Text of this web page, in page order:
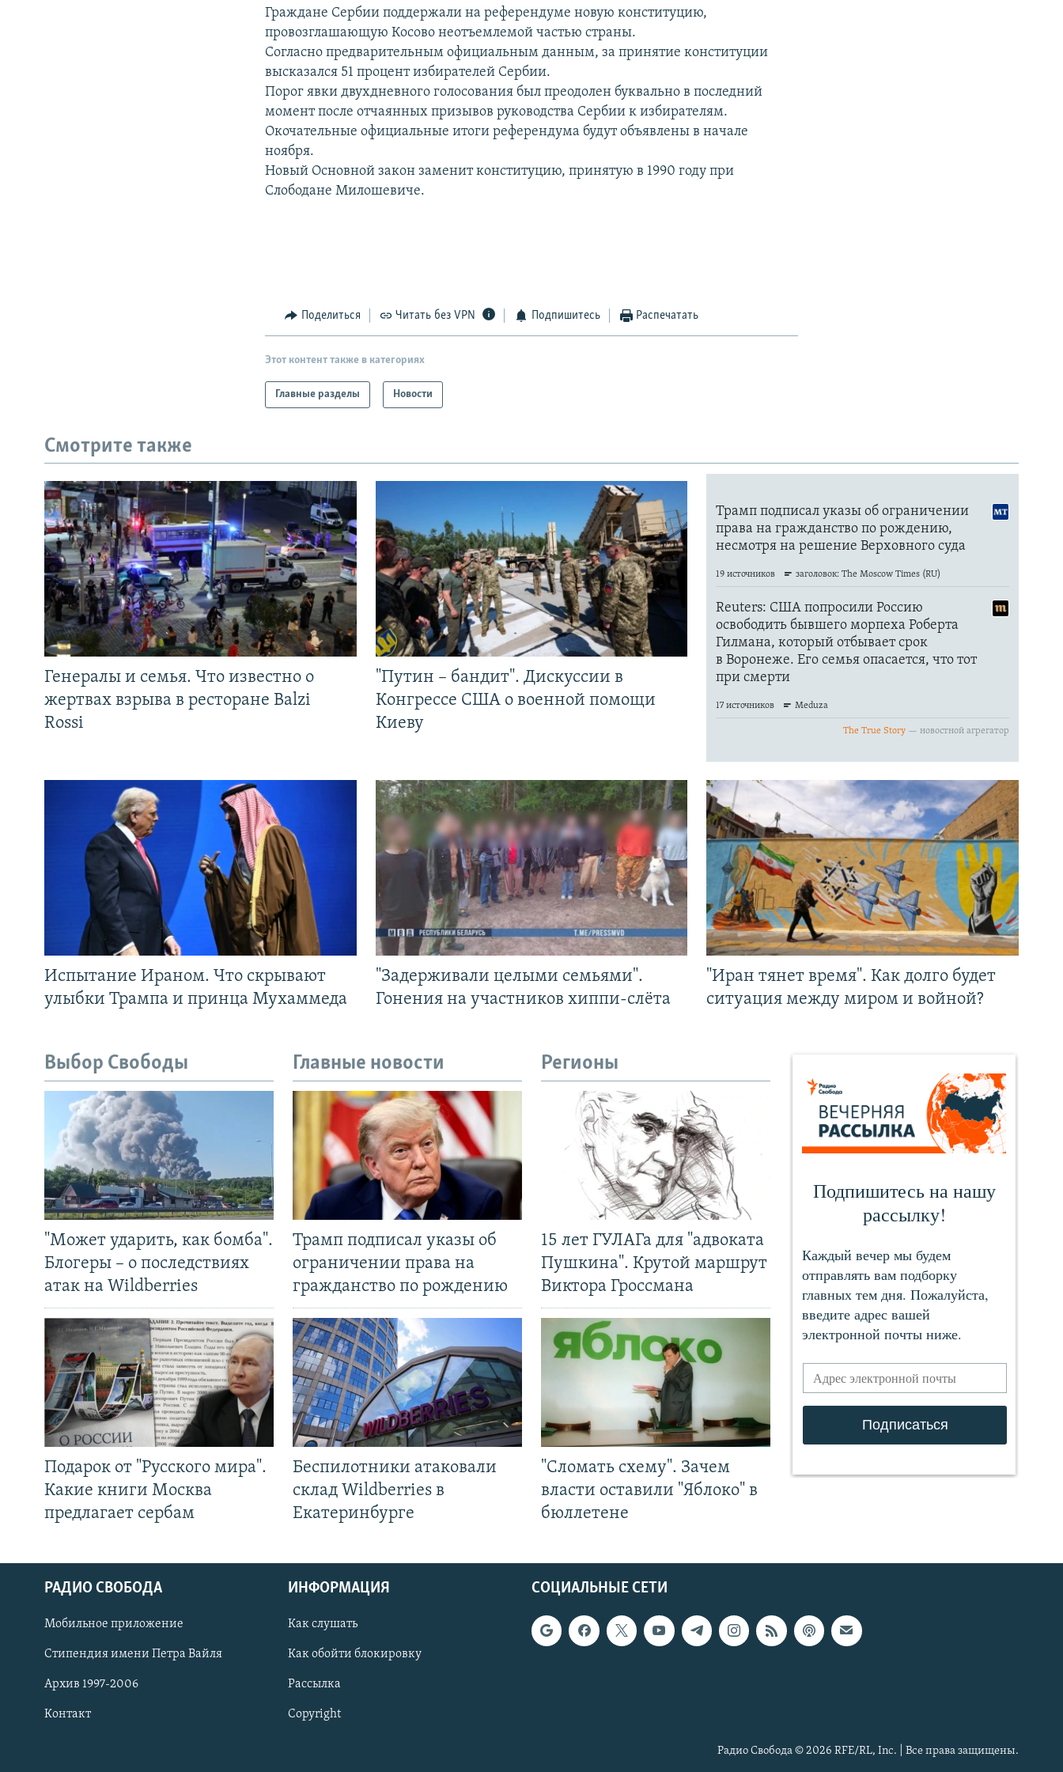
СОЦИАЛЬНЫЕ СЕТИ
Граждане Сербии поддержали на референдуме новую конституцию,
провозглашающую Косово неотъемлемой частью страны.
Согласно предварительным официальным данным, за принятие конституции
высказался 51 процент избирателей Сербии.
Порог явки двухдневного голосования был преодолен буквально в последний
момент после отчаянных призывов руководства Сербии к избирателям.
Окочательные официальные итоги референдума будут объявлены в начале
ноября.
Новый Основной закон заменит конституцию, принятую в 1990 году при
Слободане Милошевиче.
Поделиться Читать без VPN Подпишитесь Распечатать
Этот контент также в категориях
Главные разделы Новости
Смотрите также
Генералы и семья. Что известно о
жертвах взрыва в ресторане Balzi
Rossi
"Путин – бандит". Дискуссии в
Конгрессе США о военной помощи
Киеву
Испытание Ираном. Что скрывают
улыбки Трампа и принца Мухаммеда
"Задерживали целыми семьями".
Гонения на участников хиппи-слёта
"Иран тянет время". Как долго будет
ситуация между миром и войной?
Выбор Свободы
"Может ударить, как бомба".
Блогеры – о последствиях
атак на Wildberries
Подарок от "Русского мира".
Какие книги Москва
предлагает сербам
Главные новости
Трамп подписал указы об
ограничении права на
гражданство по рождению
Беспилотники атаковали
склад Wildberries в
Екатеринбурге
Регионы
15 лет ГУЛАГа для "адвоката
Пушкина". Крутой маршрут
Виктора Гроссмана
"Сломать схему". Зачем
власти оставили "Яблоко" в
бюллетене
СОЦИАЛЬНЫЕ СЕТИ
РАДИО СВОБОДА
Мобильное приложение
Стипендия имени Петра Вайля
Архив 1997-2006
Контакт
ИНФОРМАЦИЯ
Как слушать
Как обойти блокировку
Рассылка
Copyright
Радио Свобода © 2026 RFE/RL, Inc. | Все права защищены.